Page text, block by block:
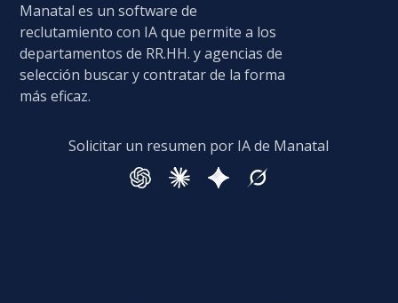
Manatal es un software de
reclutamiento con IA que permite a los
departamentos de RR.HH. y agencias de
selección buscar y contratar de la forma
más eficaz.
Solicitar un resumen por IA de Manatal